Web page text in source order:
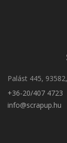
Palást 445,
+36-20/407 4723
info@scrapup.hu